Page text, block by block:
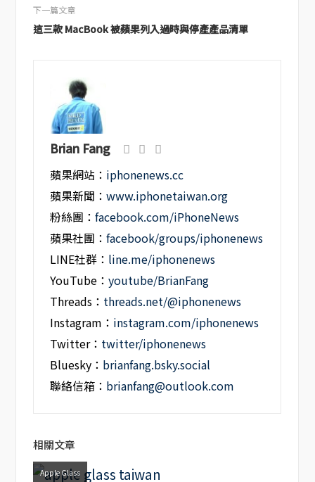
下一篇文章
這三款 MacBook 被蘋果列入過時與停產產品清單
Brian Fang
蘋果網站： iphonenews.cc
蘋果新聞：www.iphonetaiwan.org
粉絲團：facebook.com/iPhoneNews
蘋果社團：facebook/groups/iphonenews
LINE社群： line.me/iphonenews
YouTube：youtube/BrianFang
Threads： threads.net/@iphonenews
Instagram： instagram.com/iphonenews
Twitter： twitter/iphonenews
Bluesky： brianfang.bsky.social
聯絡信箱： brianfang@outlook.com
相關文章
Apple Glass